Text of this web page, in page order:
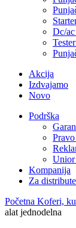
Dc/
Akcija
Izdvajamo
Novo
Podrška
Unior
Kompanija
Za
Početna Koferi,
alat jednodelna